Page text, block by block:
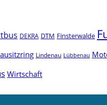
DEKRA DTM Finsterwalde
Lindenau Lübbenau
Wirtschaft